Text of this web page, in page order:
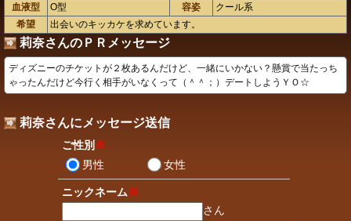
血液型
O型 容姿
クール系
希望
出会いのキッカケを求めています。
莉奈さんのＰＲメッセージ
ディズニーのチケットが２枚あるんだけど、一緒にいかない？懸賞で当たっち
ゃったんだけど今行く相手がいなくって（＾＾；）デートしようＹＯ☆
莉奈さんにメッセージ送信